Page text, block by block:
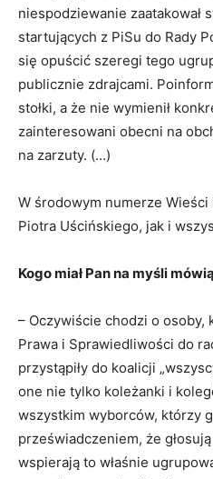
niespodziewanie zaatakował
startujących z PiSu do Rady
się opuścić szeregi tego
publicznie zdrajcami.
stołki, a że nie wymienił
zainteresowani obecni na
na zarzuty. (…)
W środowym numerze
Piotra Uścińskiego, jak i
Kogo miał Pan na myśli
– Oczywiście chodzi o osoby,
Prawa i Sprawiedliwości do
przystąpiły do koalicji
one nie tylko koleżanki i
wszystkim wyborców, którzy
przeświadczeniem, że
wspierają to właśnie